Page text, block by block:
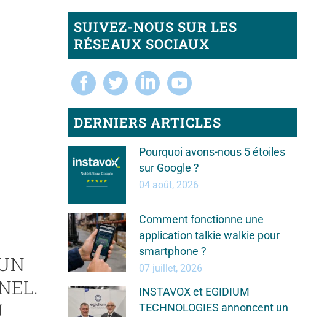
SUIVEZ-NOUS SUR LES
RÉSEAUX SOCIAUX
DERNIERS ARTICLES
Pourquoi avons-nous 5 étoiles
sur Google ?
04 août, 2026
Comment fonctionne une
application talkie walkie pour
smartphone ?
07 juillet, 2026
INSTAVOX et EGIDIUM
TECHNOLOGIES annoncent un